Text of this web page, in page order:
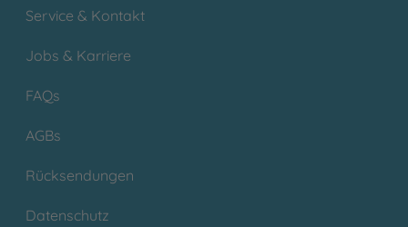
Service & Kontakt
Jobs & Karriere
FAQs
AGBs
Rücksendungen
Datenschutz